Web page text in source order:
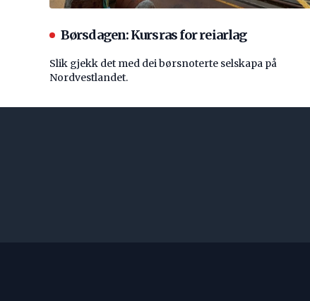
Børsdagen: Kursras for reiarlag
Slik gjekk det med dei børsnoterte selskapa på
Nordvestlandet.